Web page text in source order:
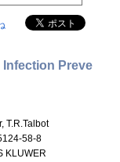
Preve
T.R.Talbot
58-8
KLUWER